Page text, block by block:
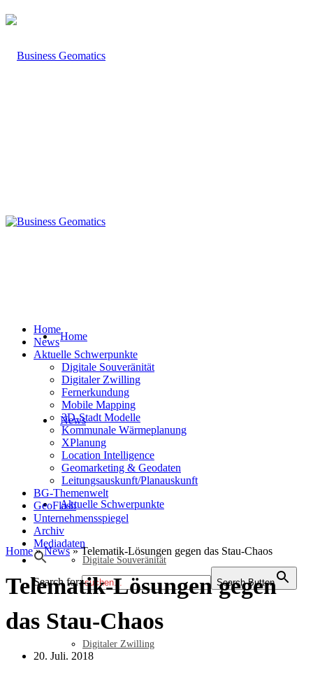
Home
News
Aktuelle Schwerpunkte
Digitale Souveränität
Digitaler Zwilling
Home
News
Aktuelle Schwerpunkte
Digitale Souveränität
Digitaler Zwilling
Fernerkundung
Mobile Mapping
3D-Stadt Modelle
Kommunale Wärmeplanung
XPlanung
Location Intelligence
Geomarketing & Geodaten
Leitungsauskunft/Planauskunft
BG-Themenwelt
GeoFlash
Unternehmensspiegel
Archiv
Mediadaten
Search for: Search Button
Home»News»Telematik-Lösungen gegen das Stau-Chaos
Telematik-Lösungen gegen
das Stau-Chaos
20. Juli. 2018